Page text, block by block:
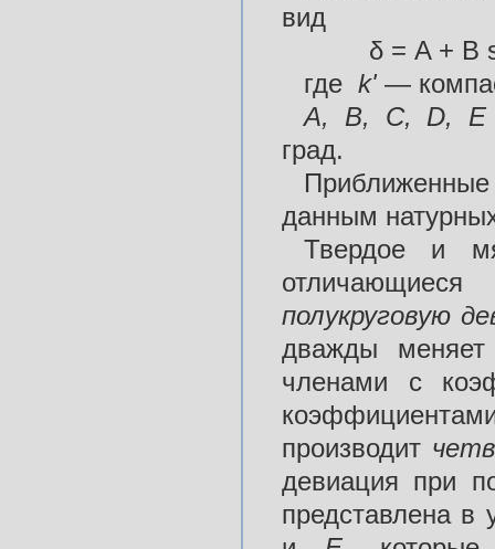
вид
δ = A + B
где k' —
А, В, С, D,
град.
данным
Твердое и
полукруговую
дважды
членами с
производит
девиация при
представлена